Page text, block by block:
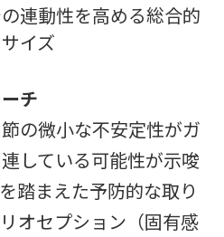
連動性を高める総合的
イズ
チ
の微小な不安定性がガ
している可能性が示唆
踏まえた予防的な取り
オセプション（固有感